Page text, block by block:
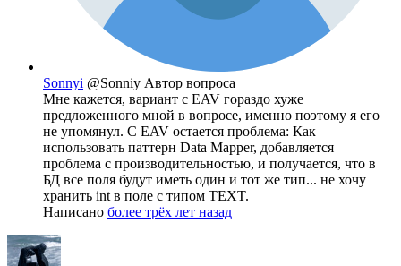
Sonnyi @Sonniy Автор вопроса
Мне кажется, вариант с EAV гораздо хуже
предложенного мной в вопросе, именно поэтому я его
не упомянул. С EAV остается проблема: Как
использовать паттерн Data Mapper, добавляется
проблема с производительностью, и получается, что в
БД все поля будут иметь один и тот же тип... не хочу
хранить int в поле с типом TEXT.
Написано более трёх лет назад